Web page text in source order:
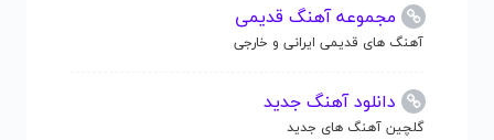
مجموعه آهنگ قدیمی
آهنگ های قدیمی ایرانی و خارجی
دانلود آهنگ جدید
گلچین آهنگ های جدید